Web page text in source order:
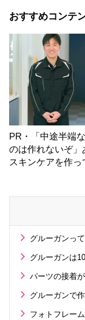
おすすめコンテ
PR・「中途半端
のは作れないぞ」
スキンケアを作っ
グルーガンっ
グルーガンは
パーツの接着
グルーガンで
フォトフレー